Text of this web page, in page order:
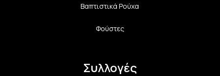
Βαπτιστικά Ρούχα
Φούστες
Συλλογές